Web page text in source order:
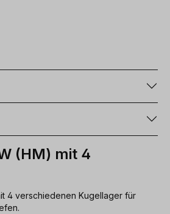
(HM) mit 4
4 verschiedenen Kugellager für